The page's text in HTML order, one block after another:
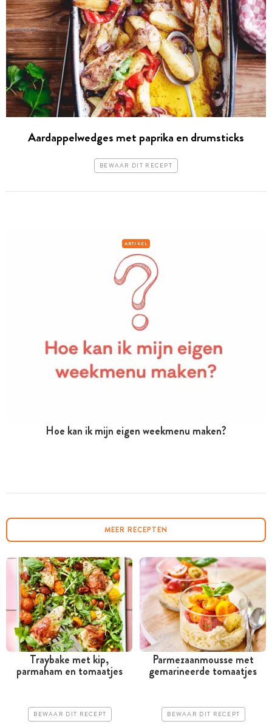
Aardappelwedges met paprika en drumsticks
BEWAAR DIT RECEPT
ARTIKEL
Hoe kan ik mijn eigen weekmenu maken?
MEER RECEPTEN
Traybake met kip,
parmaham en tomaatjes
BEWAAR DIT RECEPT
Parmezaanmousse met
gemarineerde tomaatjes
BEWAAR DIT RECEPT